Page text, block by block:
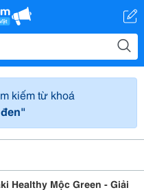
kiếm từ khoá
Healthy Mộc Green - Giải